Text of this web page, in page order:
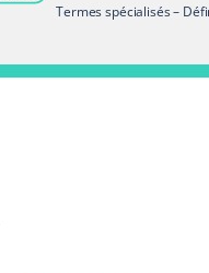
Termes spécialisés –